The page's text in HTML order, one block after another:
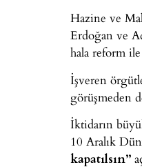
Hazine ve
Erdoğan ve
hala reform
İşveren
görüşmeden
İktidarın
10 Aralık
kapatılsın”